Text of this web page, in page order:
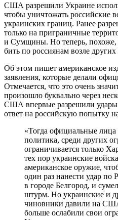
США разрешили Украине
чтобы уничтожать российские
украинских границ. Ранее
только на приграничные
и Сумщины. Но теперь, похоже,
бить по россиянам возле
Об этом пишет американское
заявления, которые делали
Отмечается, что это очень
произошло буквально через
США впервые разрешили
ответ на российскую попытку
«Тогда официальные
политика, среди других
ограничивается только
тех пор украинские
американское оружие,
один раз нанести удар по
в городе Белгород, и
штурм. Но украинские и
чиновники давили на
больше ослабили свои